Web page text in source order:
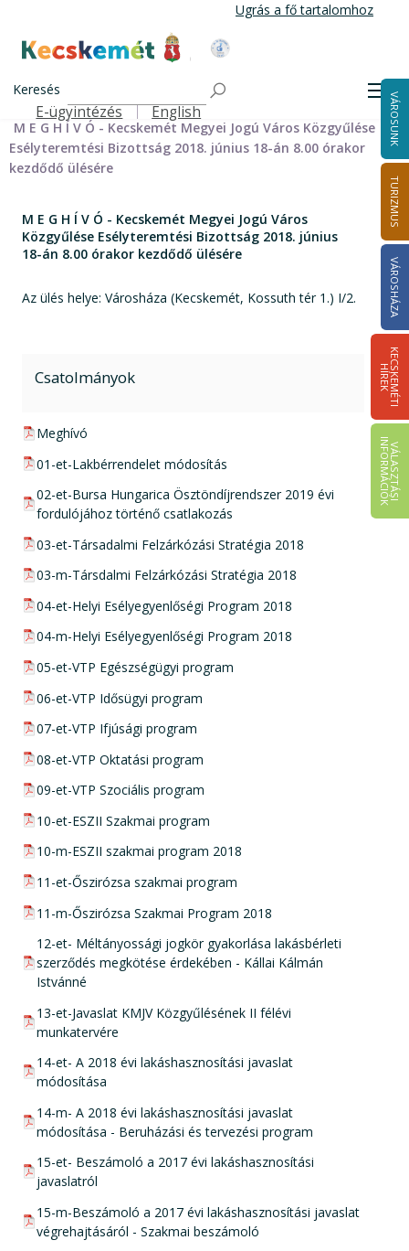
tartalomra
Ugrás a fő tartalomhoz
Kecskemét Város Honlapja
Keresés
Felső navigáció
E-ügyintézés English VÁROSUNK
TURIZMUS
VÁROSHÁZA
K
E
C
S
K
E
M
É
T
I
HÍ
R
E
K
V
Á
L
A
S
Z
T
Á
S
I
IN
F
O
R
M
Á
C
I
Ó
K
Önkormányzat
Bizottságok 2014-2024
Esélyteremtési Bizottság 2014-2024
Esélyteremtési Bizottság meghívói 2014-2019
M E G H Í V Ó - Kecskemét Megyei Jogú Város Közgyűlése
Esélyteremtési Bizottság 2018. június 18-án 8.00 órakor
kezdődő ülésére
M E G H Í V Ó - Kecskemét Megyei Jogú Város
Közgyűlése Esélyteremtési Bizottság 2018. június
18-án 8.00 órakor kezdődő ülésére
Az ülés helye: Városháza (Kecskemét, Kossuth tér 1.) I/2.
Csatolmányok
pdf csatolmány:
Meghívó
pdf csatolmány:
01-et-Lakbérrendelet módosítás
pdf csatolmány:
02-et-Bursa Hungarica Ösztöndíjrendszer 2019 évi
fordulójához történő csatlakozás
pdf csatolmány:
03-et-Társadalmi Felzárkózási Stratégia 2018
pdf csatolmány:
03-m-Társdalmi Felzárkózási Stratégia 2018
pdf csatolmány:
04-et-Helyi Esélyegyenlőségi Program 2018
pdf csatolmány:
04-m-Helyi Esélyegyenlőségi Program 2018
pdf csatolmány:
05-et-VTP Egészségügyi program
pdf csatolmány:
06-et-VTP Idősügyi program
pdf csatolmány:
07-et-VTP Ifjúsági program
pdf csatolmány:
08-et-VTP Oktatási program
pdf csatolmány:
09-et-VTP Szociális program
pdf csatolmány:
10-et-ESZII Szakmai program
pdf csatolmány:
10-m-ESZII szakmai program 2018
pdf csatolmány:
11-et-Őszirózsa szakmai program
pdf csatolmány:
11-m-Őszirózsa Szakmai Program 2018
pdf csatolmány:
12-et- Méltányossági jogkör gyakorlása lakásbérleti
szerződés megkötése érdekében - Kállai Kálmán
Istvánné
pdf csatolmány:
13-et-Javaslat KMJV Közgyűlésének II félévi
munkatervére
pdf csatolmány:
14-et- A 2018 évi lakáshasznosítási javaslat
módosítása
pdf csatolmány:
14-m- A 2018 évi lakáshasznosítási javaslat
módosítása - Beruházási és tervezési program
pdf csatolmány:
15-et- Beszámoló a 2017 évi lakáshasznosítási
javaslatról
pdf csatolmány:
15-m-Beszámoló a 2017 évi lakáshasznosítási javaslat
végrehajtásáról - Szakmai beszámoló